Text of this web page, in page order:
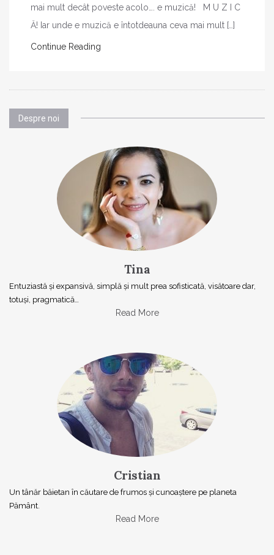
mai mult decât poveste acolo…. e muzică! M U Z I C
Ă! Iar unde e muzică e întotdeauna ceva mai mult […]
Continue Reading
Despre noi
Tina
Entuziastă şi expansivă, simplă şi mult prea sofisticată, visătoare dar,
totuşi, pragmatică…
Read More
Cristian
Un tânăr băietan în căutare de frumos și cunoaștere pe planeta
Pământ.
Read More